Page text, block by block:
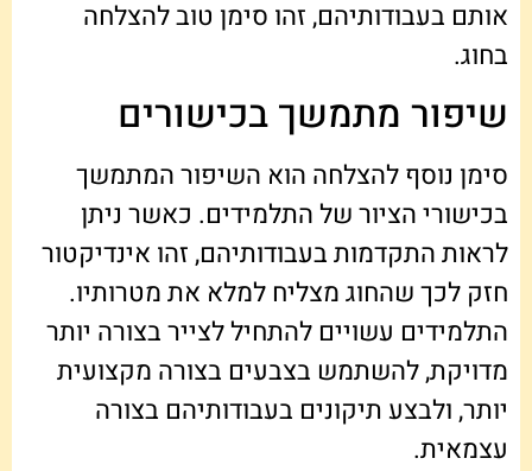
אותם בעבודותיהם, זהו סימן טוב להצלחה
בחוג.
שיפור מתמשך בכישורים
סימן נוסף להצלחה הוא השיפור המתמשך
בכישורי הציור של התלמידים. כאשר ניתן
לראות התקדמות בעבודותיהם, זהו אינדיקטור
חזק לכך שהחוג מצליח למלא את מטרותיו.
התלמידים עשויים להתחיל לצייר בצורה יותר
מדויקת, להשתמש בצבעים בצורה מקצועית
יותר, ולבצע תיקונים בעבודותיהם בצורה
עצמאית.